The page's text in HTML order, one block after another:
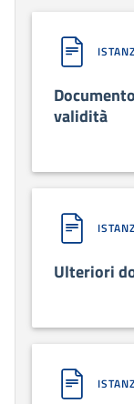
validità
Ulteriori